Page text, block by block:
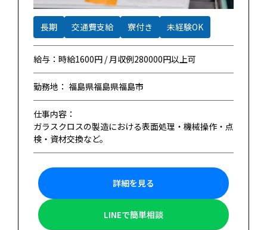
長期 交通費支給 寮付き 未経験OK
給与：時給1600円 / 月収例280000円以上可
勤務地： 福島県福島県福島市
仕事内容：
ガラスクロスの製造における表面処理・機械操作・点
検・資材交換など。
詳細を見る
LINEで簡単相談